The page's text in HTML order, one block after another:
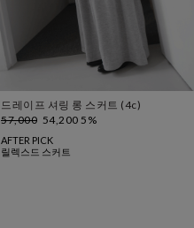
드레이프 셔링 롱 스커트 (4c)
57,000 54,200 5%
AFTER PICK
릴렉스드 스커트